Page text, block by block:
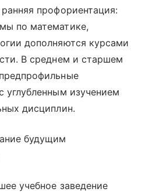
профориентация:
по математике,
дополняются курсами
В среднем и старшем
углубленным изучением
дисциплин.
будущим
учебное заведение